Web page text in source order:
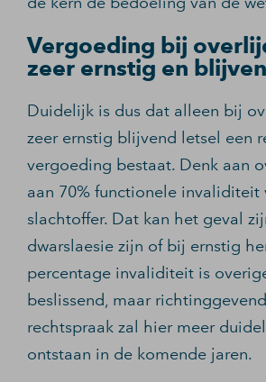
Vergoeding bij
zeer ernstig en
Duidelijk is dus dat alleen bij
zeer ernstig blijvend letsel een
vergoeding bestaat. Denk aan
aan 70% functionele invaliditeit
slachtoffer. Dat kan het geval
dwarslaesie zijn of bij ernstig
percentage invaliditeit is
beslissend, maar
rechtspraak zal hier meer
ontstaan in de komende jaren.